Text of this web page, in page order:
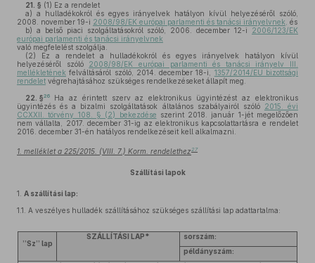
21. § (1) Ez a rendelet
a) a hulladékokról és egyes irányelvek hatályon kívül helyezéséről szóló,
2008. november 19-i 2008/98/EK európai parlamenti és tanácsi irányelvnek, és
b) a belső piaci szolgáltatásokról szóló, 2006. december 12-i 2006/123/EK
európai parlamenti és tanácsi irányelvnek
való megfelelést szolgálja.
(2) Ez a rendelet a hulladékokról és egyes irányelvek hatályon kívül
helyezéséről szóló 2008/98/EK európai parlamenti és tanácsi irányelv III.
mellékletének felváltásáról szóló, 2014. december 18-i, 1357/2014/EU bizottsági
rendelet végrehajtásához szükséges rendelkezéseket állapít meg.
22. §26
Ha az érintett szerv az elektronikus ügyintézést az elektronikus
ügyintézés és a bizalmi szolgáltatások általános szabályairól szóló 2015. évi
CCXXII. törvény 108. § (2) bekezdése szerint 2018. január 1-jét megelőzően
nem vállalta, 2017. december 31-ig az elektronikus kapcsolattartásra e rendelet
2016. december 31-én hatályos rendelkezéseit kell alkalmazni.
1. melléklet a 225/2015. (VIII. 7.) Korm. rendelethez 27
Szállítási lapok
1. A szállítási lap:
1.1. A veszélyes hulladék szállításához szükséges szállítási lap adattartalma:
”Sz” lap
SZÁLLÍTÁSI LAP*
sorszám:
példányszám: